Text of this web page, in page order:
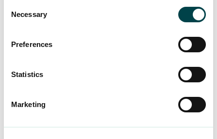
Selection
Necessary
Preferences
Statistics
Marketing
Yrittäjätulo huomioidaan lähtökohtaisesti YEL-
ei ole pakollista YEL-vakuutusta, tulo voitaisiin
huomioida vapaaehtoisen YEL-vakuutuksen
perustuisi henkilön omaan ilmoitukseen